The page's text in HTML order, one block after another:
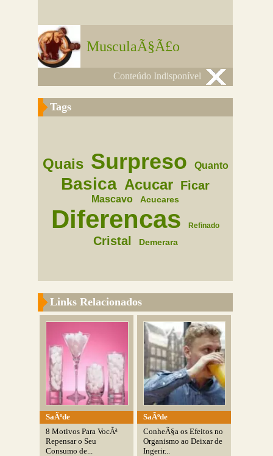
MusculaÃ§Ã£o
Conteúdo Indisponível
Tags
Quais Surpreso Quanto
Basica Acucar Ficar
Mascavo Acucares
Diferencas Refinado
Cristal Demerara
Links Relacionados
SaÃºde
8 Motivos Para VocÃª
Repensar o Seu
Consumo de...
SaÃºde
ConheÃ§a os Efeitos no
Organismo ao Deixar de
Ingerir...